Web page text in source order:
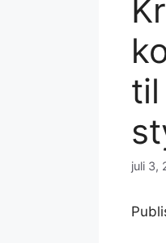
juli 3,